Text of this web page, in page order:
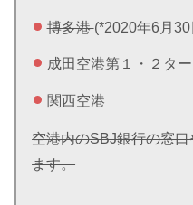
博多港(*2020年6月
成田空港第１・２タ
関西空港
空港内のSBJ銀行の窓
ます。